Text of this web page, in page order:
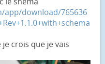
download/765636
crois que je vais